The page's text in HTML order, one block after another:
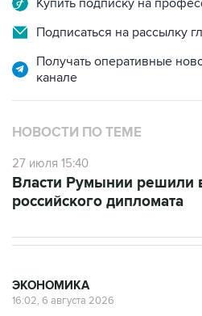
Купить подписку на
Подписаться на рассылку
Получать оперативные
канале
НОВОСТИ ПО ТЕМЕ
27 июля 15:40
Власти Румынии решили
российского дипломата
ЭКОНОМИКА
16:02, 6 августа 2026